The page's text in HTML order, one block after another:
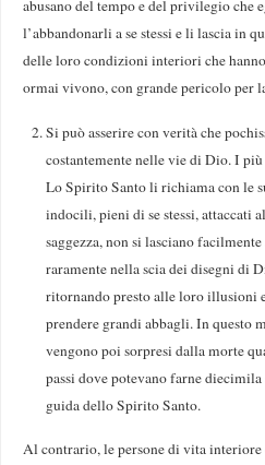
abusano del tempo e del privilegio che
l’abbandonarli a se stessi e li lascia in
delle loro condizioni interiori che
ormai vivono, con grande pericolo per
Si può asserire con verità che
costantemente nelle vie di Dio. I
Lo Spirito Santo li richiama con le
indocili, pieni di se stessi, attaccati
saggezza, non si lasciano
raramente nella scia dei disegni di
ritornando presto alle loro illusioni
prendere grandi abbagli. In questo
vengono poi sorpresi dalla morte
passi dove potevano farne diecimila
guida dello Spirito Santo.
Al contrario, le persone di vita interiore